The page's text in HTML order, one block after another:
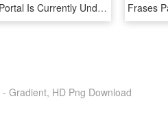
Our Vendor Portal Is Currently Under Construction - Consejos Para El Uso Correcto De Herramientas Manuales, HD Png Download
Gradient, HD Png Download